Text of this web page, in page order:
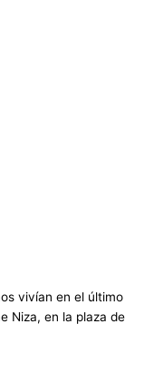
vivían en el último
Niza, en la plaza de